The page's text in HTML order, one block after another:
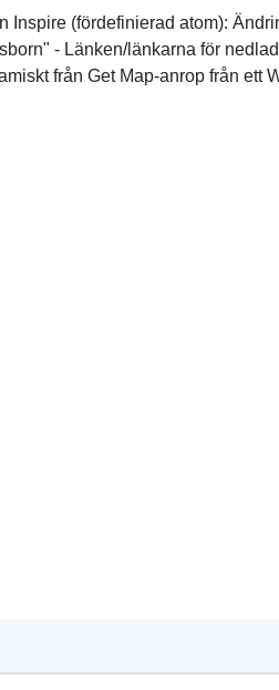
Inspire (fördefinierad atom):
- Länken/länkarna för
från Get Map-anrop från ett